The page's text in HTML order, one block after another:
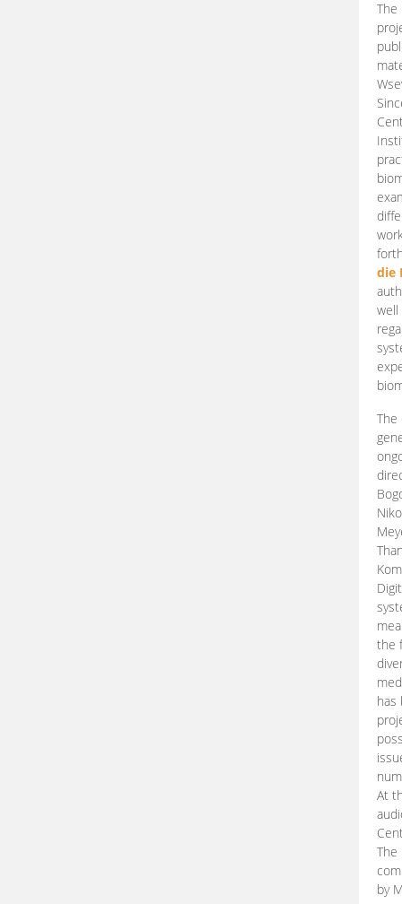
die
well
The
the
has
At
The
by